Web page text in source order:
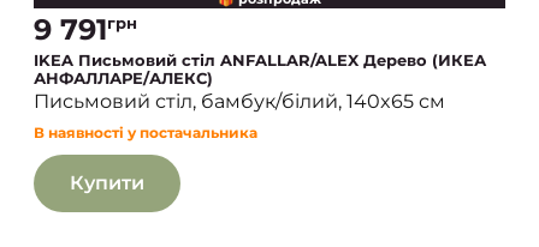
9 791грн
IKEA Письмовий стіл ANFALLAR/ALEX Дерево (ИКЕА
АНФАЛЛАРЕ/АЛЕКС)
Письмовий стіл, бамбук/білий, 140x65 см
В наявності у постачальника
Купити